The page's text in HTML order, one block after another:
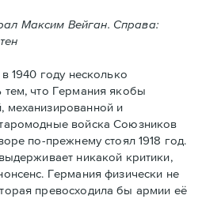
Максим Вейган. Справа:
году несколько
тем, что Германия якобы
механизированной и
войска Союзников
по-прежнему стоял 1918 год.
никакой критики,
Германия физически не
превосходила бы армии её